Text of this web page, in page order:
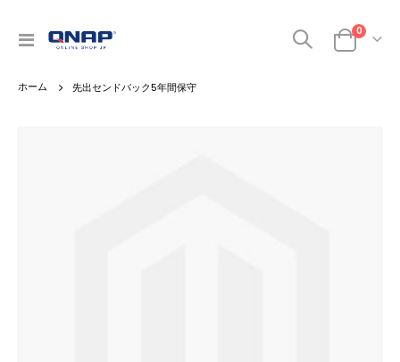
ナ
呼
カート
0商品
先出センドバック5年間保守